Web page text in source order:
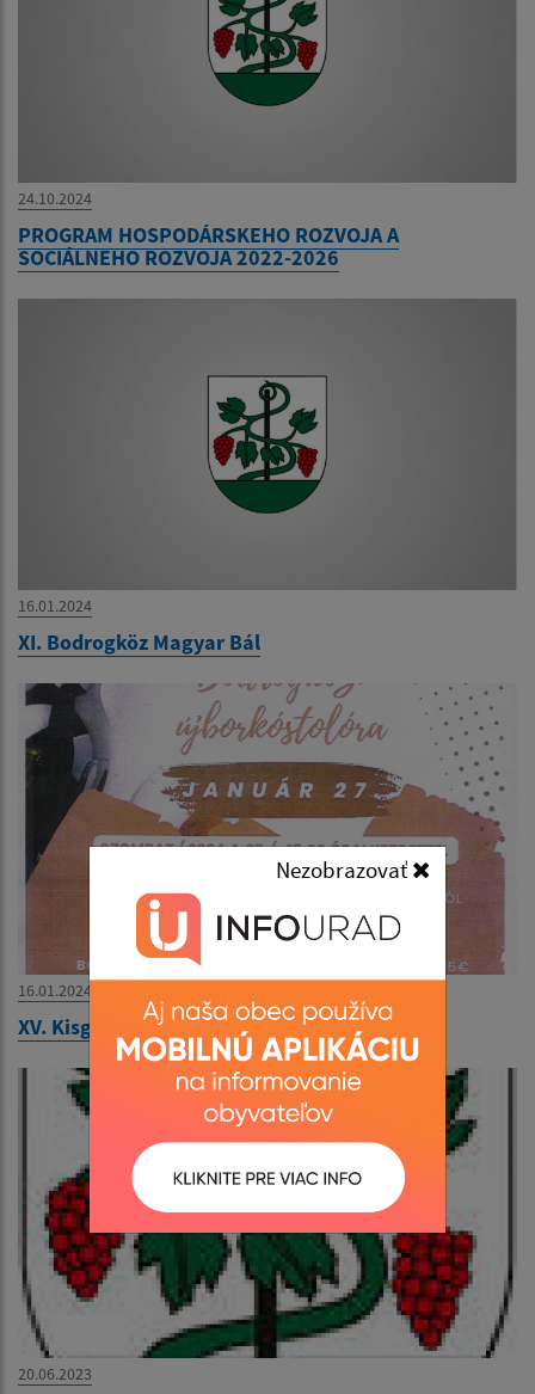
24.10.2024
PROGRAM HOSPODÁRSKEHO ROZVOJA A
SOCIÁLNEHO ROZVOJA 2022-2026
16.01.2024
XI. Bodrogköz Magyar Bál
16.01.2024
XV. Kisgéresi és Bodrogközi újborkóstoló
20.06.2023
Nezobrazovať